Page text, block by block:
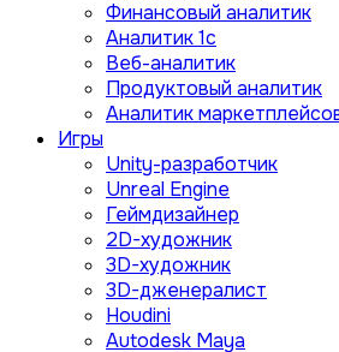
Финансовый аналитик
Aналитик 1с
Веб-аналитик
Продуктовый аналитик
Аналитик
Игры
Unity-разработчик
Unreal Engine
Геймдизайнер
2D-художник
3D-художник
3D-дженералист
Houdini
Autodesk Maya